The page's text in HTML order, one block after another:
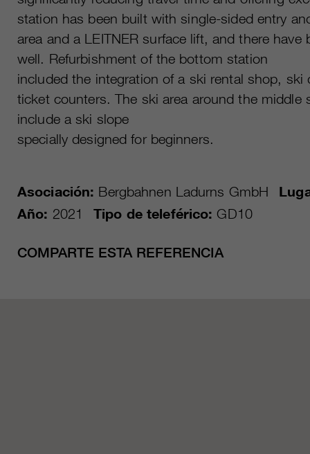
station has been built with single-sided entry
area and a LEITNER surface lift, and there
well. Refurbishment of the bottom station
included the integration of a ski rental shop,
ticket counters. The ski area around the middle
include a ski slope
specially designed for beginners.
Asociación: Bergbahnen Ladurns GmbH
Año: 2021 Tipo de teleférico: GD10
COMPARTE ESTA REFERENCIA